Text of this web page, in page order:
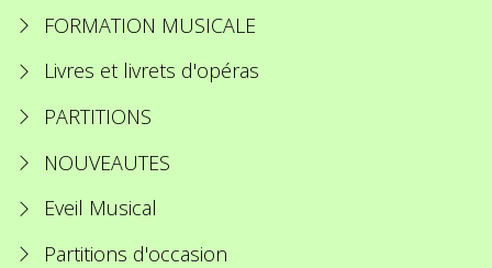
FORMATION MUSICALE
Livres et livrets d'opéras
PARTITIONS
NOUVEAUTES
Eveil Musical
Partitions d'occasion